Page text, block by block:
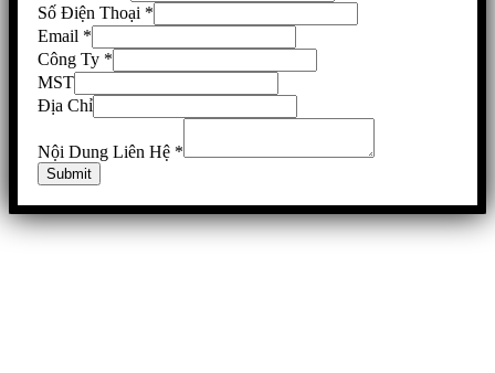
Số Điện Thoại *
Email *
Công Ty *
MST
Địa Chỉ
Nội Dung Liên Hệ *
Submit